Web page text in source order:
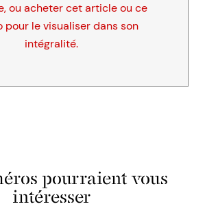
ou acheter cet article ou ce
pour le visualiser dans son
intégralité.
pourraient vous
intéresser